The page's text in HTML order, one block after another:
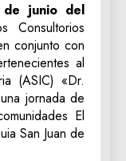
de junio del
conjunto con
al
(ASIC) «Dr.
jornada de
El
San Juan de